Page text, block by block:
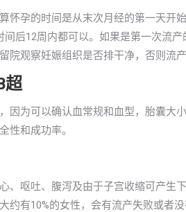
怀孕的时间是从末次月经的第一天开
后12周内都可以。如果是第一次流
院观察妊娠组织是否排干净，否则流产
超
因为可以确认血常规和血型，胎囊大
性和成功率。
、呕吐、腹泻及由于子宫收缩可产生
约有10%的女性，会有流产失败或者